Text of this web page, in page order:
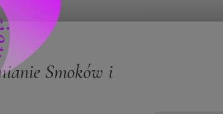
Smoków i